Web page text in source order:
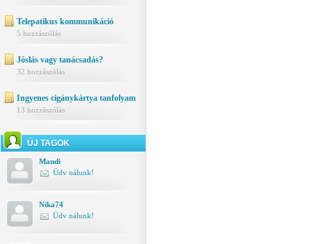
Telepatikus kommunikáció
5 hozzászólás
Jóslás vagy tanácsadás?
32 hozzászólás
Ingyenes cigánykártya tanfolyam
13 hozzászólás
ÚJ TAGOK
Mandi
Üdv nálunk!
Nika74
Üdv nálunk!